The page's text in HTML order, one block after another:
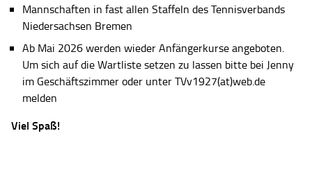
Mannschaften in fast allen Staffeln des Tennisverbands
Niedersachsen Bremen
Ab Mai 2026 werden wieder Anfängerkurse angeboten.
Um sich auf die Wartliste setzen zu lassen bitte bei Jenny
im Geschäftszimmer oder unter TVv1927(at)web.de
melden
Viel Spaß!